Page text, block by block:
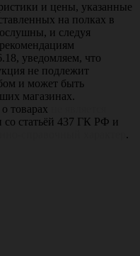
и цены, указанные
на полках в
и следуя
уведомляем, что
не подлежит
и может быть
магазинах.
товарах
со статьёй 437 ГК РФ и
.